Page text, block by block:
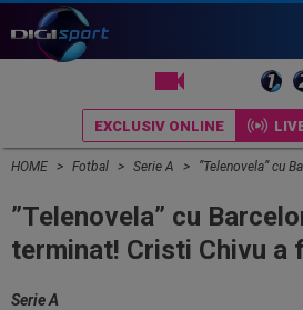
EXCLUSIV ONLINE
HOME Fotbal Serie A ”Telenovela” cu
”Telenovela” cu
terminat! Cristi Chivu a
Serie A